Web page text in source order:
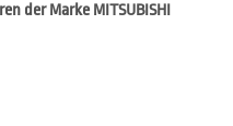
der Marke MITSUBISHI